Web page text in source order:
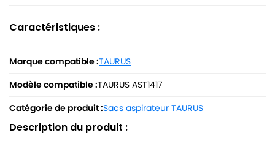
Caractéristiques :
Marque compatible :TAURUS
Modèle compatible :TAURUS AST1417
Catégorie de produit :Sacs aspirateur TAURUS
Description du produit :